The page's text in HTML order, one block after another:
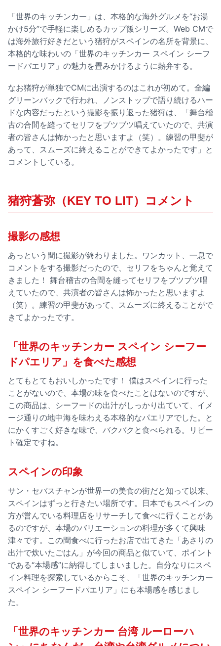
「世界のキッチンカー」は、本格的な海外グルメを“お湯
かけ5分”で手軽に楽しめるカップ飯シリーズ。Web CMで
は海外旅行好きだという猪狩がスペインの名所を背景に、
本格的な味わいの「世界のキッチンカー スペイン シーフ
ードパエリア」の魅力を畳みかけるように熱弁する。
なお猪狩が単独でCMに出演するのはこれが初めて。全編
グリーンバックで行われ、ノンストップで語り続けるハー
ドな内容だったという撮影を振り返った猪狩は、「舞台稽
古の合間を縫ってセリフをブツブツ唱えていたので、共演
者の皆さんは怖かったと思いますよ（笑）。練習の甲斐が
あって、スムーズに終えることができてよかったです」と
コメントしている。
猪狩蒼弥（KEY TO LIT）コメント
撮影の感想
あっという間に撮影が終わりました。ワンカット、一息で
コメントをする撮影だったので、セリフをちゃんと覚えて
きました！ 舞台稽古の合間を縫ってセリフをブツブツ唱
えていたので、共演者の皆さんは怖かったと思いますよ
（笑）。練習の甲斐があって、スムーズに終えることがで
きてよかったです。
「世界のキッチンカー スペイン シーフー
ドパエリア」を食べた感想
とてもとてもおいしかったです！ 僕はスペインに行った
ことがないので、本場の味を食べたことはないのですが、
この商品は、シーフードの出汁がしっかり出ていて、イメ
ージ通りの地中海を味わえる本格的なパエリアでした。と
にかくすごく好きな味で、バクバクと食べられる。リピー
ト確定ですね。
スペインの印象
サン・セバスチャンが世界一の美食の街だと知って以来、
スペインはずっと行きたい場所です。日本でもスペインの
方が営んでいる料理店をリサーチして食べに行くことがあ
るのですが、本場のバリエーションの料理が多くて興味
津々です。この間食べに行ったお店で出てきた「あさりの
出汁で炊いたごはん」が今回の商品と似ていて、ポイント
である“本場感”に納得してしまいました。自分なりにスペ
イン料理を探索しているからこそ、「世界のキッチンカー
スペイン シーフードパエリア」にも本場感を感じまし
た。
「世界のキッチンカー 台湾 ルーローハ